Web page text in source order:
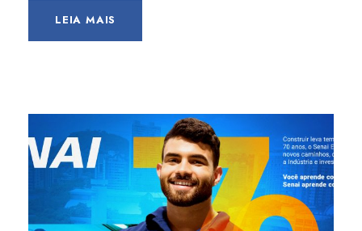
LEIA MAIS